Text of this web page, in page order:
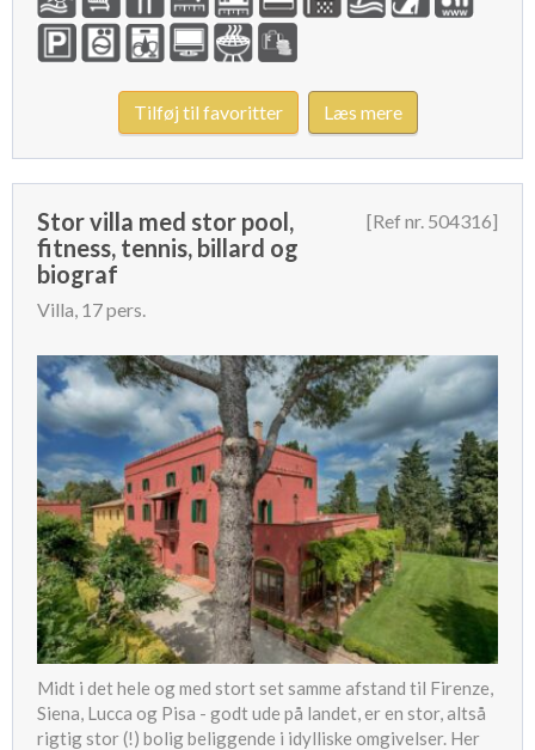
Tilføj til favoritter Læs mere
Stor villa med stor pool,
fitness, tennis, billard og
biograf
Villa, 17 pers.
[Ref nr. 504316]
Midt i det hele og med stort set samme afstand til Firenze,
Siena, Lucca og Pisa - godt ude på landet, er en stor, altså
rigtig stor (!) bolig beliggende i idylliske omgivelser. Her